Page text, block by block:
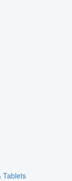
Tablets